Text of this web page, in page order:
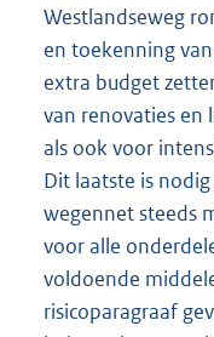
Westlandseweg
en toekenning
extra budget
van renovaties en
als ook voor
Dit laatste is
wegennet steeds
voor alle
voldoende
risicoparagraaf